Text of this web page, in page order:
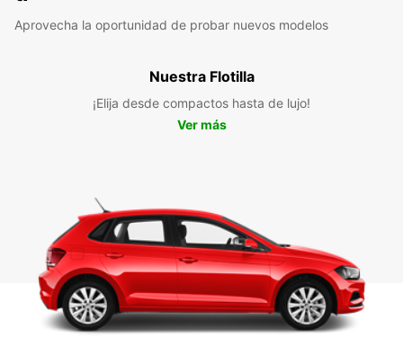
Aprovecha la oportunidad de probar nuevos modelos
Nuestra Flotilla
¡Elija desde compactos hasta de lujo!
Ver más